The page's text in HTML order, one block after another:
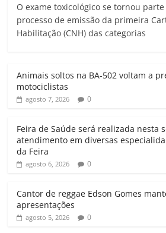
a
t
s
p
c
e
b
k
i
t
t
a
i
l
O exame toxicológico se tornou
processo de emissão da primeira
Habilitação (CNH) das categorias
Animais soltos na BA-502 voltam a
motociclistas
agosto 7, 2026 0
Feira de Saúde será realizada nesta
atendimento em diversas
da Feira
agosto 6, 2026 0
Cantor de reggae Edson Gomes
apresentações
agosto 5, 2026 0